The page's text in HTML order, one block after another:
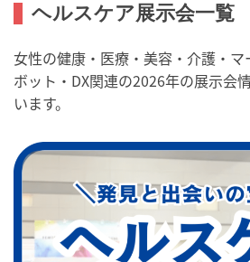
ヘルスケア展示会一覧
女性の健康・医療・美容・介護・マ
ボット・DX関連の2026年の展示会
います。